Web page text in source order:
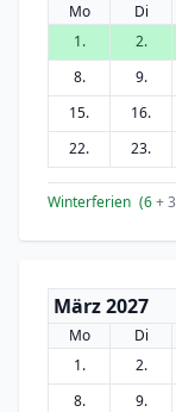
Mo Di
1.
2.
8.
9.
15.
16.
22.
23.
Winterferien (6+ 3
März 2027
Mo Di
1.
2.
8.
9.